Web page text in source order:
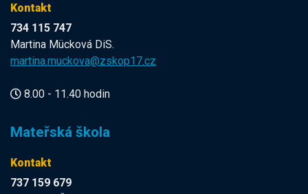
Kontakt
734 115 747
Martina Mücková DiS.
martina.muckova@zskop17.cz
8.00 - 11.40 hodin
Mateřská škola
Kontakt
737 159 679